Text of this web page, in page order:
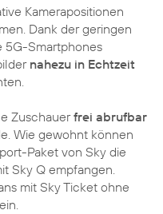
Kamerapositionen
Dank der geringen
5G-Smartphones
nahezu in Echtzeit
Zuschauerfrei abrufbar
Wie gewohnt können
Paket von Sky die
Sky Q empfangen.
mit Sky Ticket ohne